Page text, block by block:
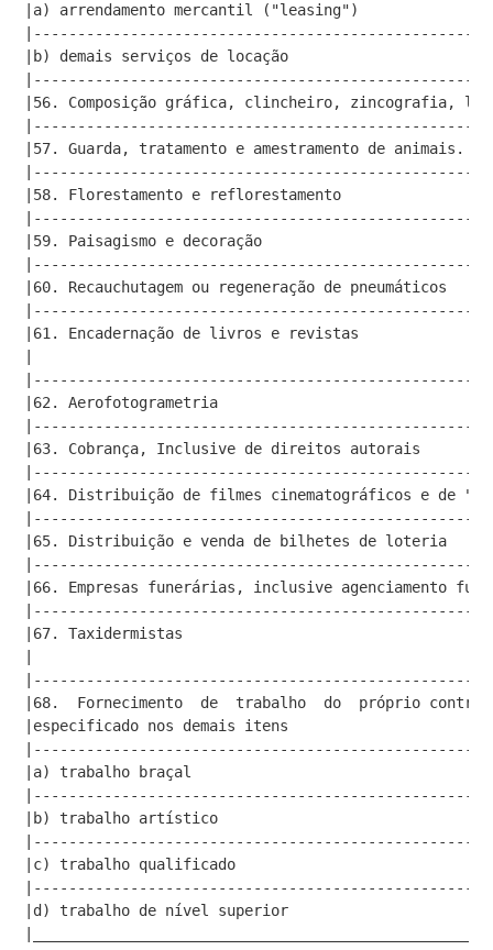
|a) arrendamento mercantil ("leasing")
|b) demais serviços de locação
|56. Composição gráfica, clincheiro,
|57. Guarda, tratamento e amestramento de
|58. Florestamento e reflorestamento
|59. Paisagismo e decoração
|60. Recauchutagem ou regeneração de
|61. Encadernação de livros e
|62. Aerofotogrametria
|63. Cobrança, Inclusive de direitos
|64. Distribuição de filmes cinematográficos
|65. Distribuição e venda de bilhetes de
|66. Empresas funerárias, inclusive
|67. Taxidermistas
|68.  Fornecimento  de  trabalho  do
|especificado nos demais itens
|a) trabalho braçal
|b) trabalho artístico
|c) trabalho qualificado
|d) trabalho de nível superior